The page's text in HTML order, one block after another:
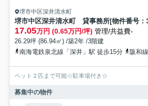
堺市中区深井清水町
17.05万円 (0.65万円/坪) 管理/共益費-
26.29坪 (86.94㎡) /築2年 /3階建
南海電鉄泉北線「深井」駅 徒歩15分
阪和線
ペット２匹まで可能☆駐車場付き☆
募集中の物件